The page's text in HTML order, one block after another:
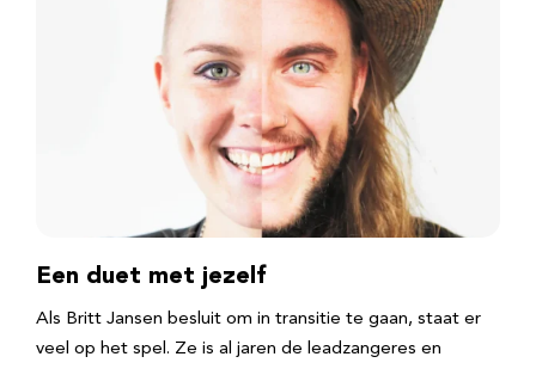
Een duet met jezelf
Als Britt Jansen besluit om in transitie te gaan, staat er
veel op het spel. Ze is al jaren de leadzangeres en